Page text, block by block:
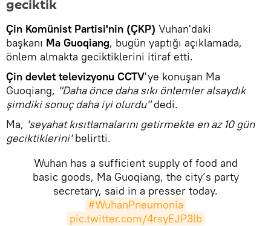
geciktik
Çin Komünist Partisi'nin (ÇKP) Vuhan'daki
başkanı Ma Guoqiang, bugün yaptığı açıklamada,
önlem almakta geciktiklerini itiraf etti.
Çin devlet televizyonu CCTV'ye konuşan Ma
Guoqiang, "Daha önce daha sıkı önlemler alsaydık
şimdiki sonuç daha iyi olurdu"dedi.
Ma, 'seyahat kısıtlamalarını getirmekte en az 10 gün
geciktiklerini'belirtti.
Wuhan has a sufficient supply of food and
basic goods, Ma Guoqiang, the city’s party
secretary, said in a presser today.
#WuhanPneumonia
pic.twitter.com/4rsyEJP3lb